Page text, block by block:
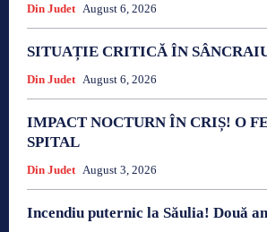
Din Judet August 6, 2026
SITUAȚIE CRITICĂ ÎN
Din Judet August 6, 2026
IMPACT NOCTURN ÎN CRIȘ! O
SPITAL
Din Judet August 3, 2026
Incendiu puternic la Săulia! Două